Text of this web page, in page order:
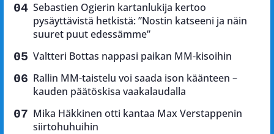
Sebastien Ogierin kartanlukija kertoo
pysäyttävistä hetkistä: ”Nostin katseeni ja näin
suuret puut edessämme”
Valtteri Bottas nappasi paikan MM-kisoihin
Rallin MM-taistelu voi saada ison käänteen –
kauden päätöskisa vaakalaudalla
Mika Häkkinen otti kantaa Max Verstappenin
siirtohuhuihin